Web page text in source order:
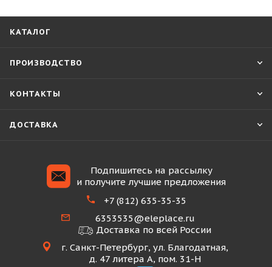
КАТАЛОГ
ПРОИЗВОДСТВО
КОНТАКТЫ
ДОСТАВКА
Подпишитесь на рассылку
и получите лучшие предложения
+7 (812) 635-35-35
6353535@eleplace.ru
Доставка по всей России
г. Санкт-Петербург, ул. Благодатная,
д. 47 литера А, пом. 31-Н